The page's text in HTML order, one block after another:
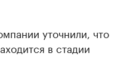
уточнили, что
в стадии